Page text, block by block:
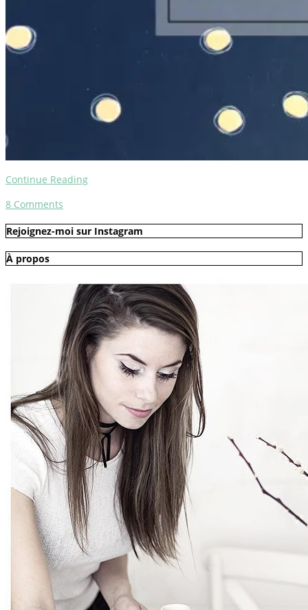
Continue Reading
8 Comments
Rejoignez-moi sur Instagram
À propos